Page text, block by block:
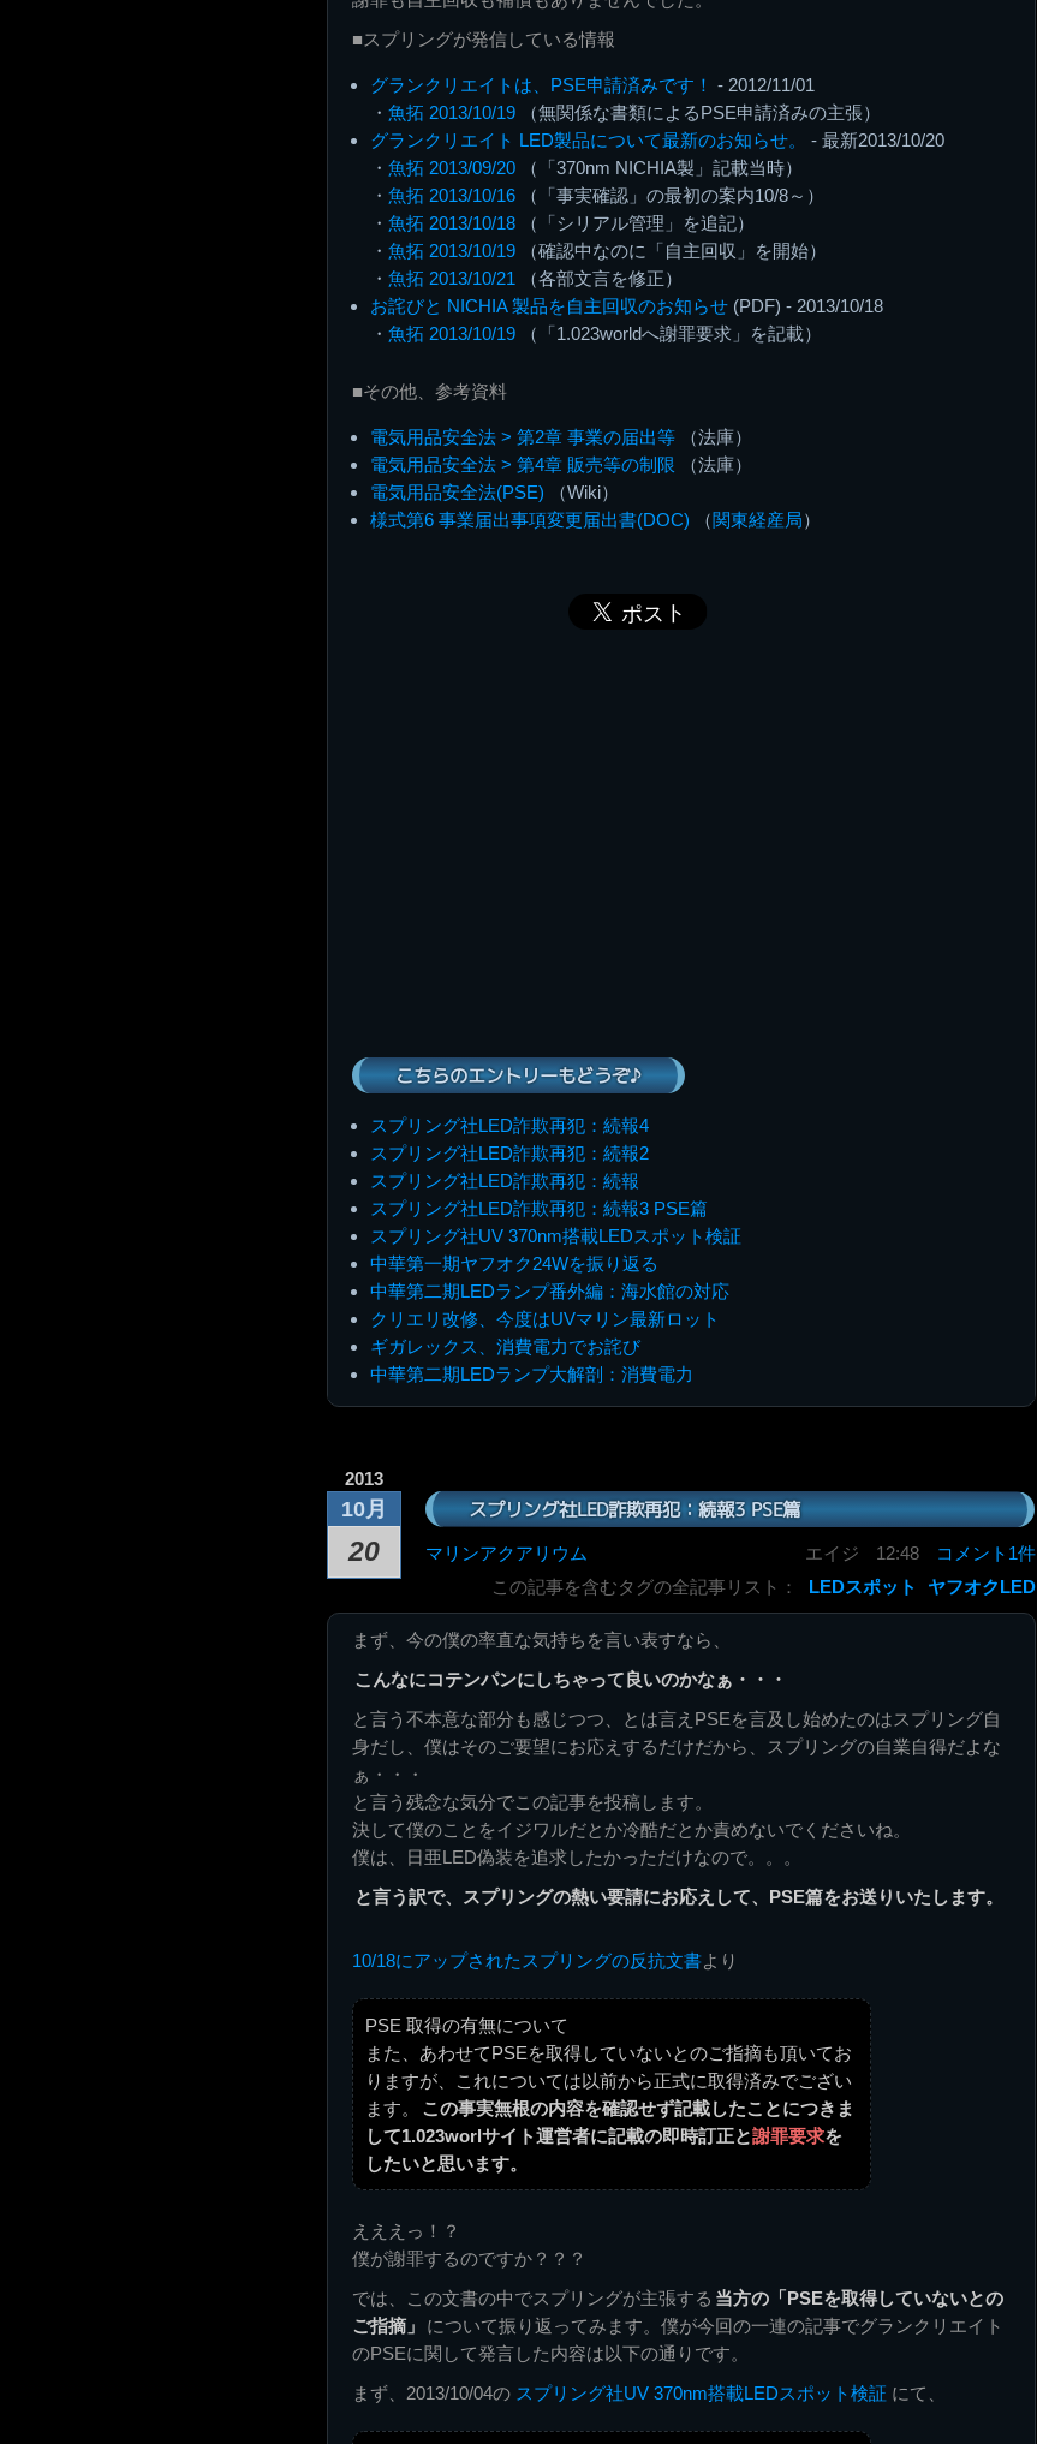
■スプリングが発信している情報
グランクリエイトは、PSE申請済みです！ - 2012/11/01
・ 魚拓 2013/10/19 （無関係な書類によるPSE申請済みの主張）
グランクリエイト LED製品について最新のお知らせ。
- 最新2013/10/20
・ 魚拓 2013/09/20 （「370nm NICHIA製」記載当時）
・ 魚拓 2013/10/16 （「事実確認」の最初の案内10/8～）
・ 魚拓 2013/10/18 （「シリアル管理」を追記）
・ 魚拓 2013/10/19 （確認中なのに「自主回収」を開始）
・ 魚拓 2013/10/21 （各部文言を修正）
お詫びと NICHIA 製品を自主回収のお知らせ (PDF) - 2013/10/18
・ 魚拓 2013/10/19 （「1.023worldへ謝罪要求」を記載）
■その他、参考資料
電気用品安全法 > 第2章 事業の届出等 （法庫）
電気用品安全法 > 第4章 販売等の制限 （法庫）
電気用品安全法(PSE) （Wiki）
様式第6 事業届出事項変更届出書(DOC) （関東経産局）
こちらのエントリーもどうぞ♪
スプリング社LED詐欺再犯：続報4
スプリング社LED詐欺再犯：続報2
スプリング社LED詐欺再犯：続報
スプリング社LED詐欺再犯：続報3 PSE篇
スプリング社UV 370nm搭載LEDスポット検証
中華第一期ヤフオク24Wを振り返る
中華第二期LEDランプ番外編：海水館の対応
クリエリ改修、今度はUVマリン最新ロット
ギガレックス、消費電力でお詫び
中華第二期LEDランプ大解剖：消費電力
2013
10月
20
スプリング社LED詐欺再犯：続報3 PSE篇
マリンアクアリウム エイジ 12:48
コメント1件
この記事を含むタグの全記事リスト：
LEDスポット ヤフオクLED
まず、今の僕の率直な気持ちを言い表すなら、
こんなにコテンパンにしちゃって良いのかなぁ・・・
と言う不本意な部分も感じつつ、とは言えPSEを言及し始めたのはスプリング自
身だし、僕はそのご要望にお応えするだけだから、スプリングの自業自得だよな
ぁ・・・
と言う残念な気分でこの記事を投稿します。
決して僕のことをイジワルだとか冷酷だとか責めないでくださいね。
僕は、日亜LED偽装を追求したかっただけなので。。。
と言う訳で、スプリングの熱い要請にお応えして、PSE篇をお送りいたします。
10/18にアップされたスプリングの反抗文書より
PSE 取得の有無について
また、あわせてPSEを取得していないとのご指摘も頂いてお
りますが、これについては以前から正式に取得済みでござい
ます。
この事実無根の内容を確認せず記載したことにつきま
して1.023worlサイト運営者に記載の即時訂正と謝罪要求を
したいと思います。
えええっ！？
僕が謝罪するのですか？？？
では、この文書の中でスプリングが主張する 当方の「PSEを取得していないとの
ご指摘」
について振り返ってみます。僕が今回の一連の記事でグランクリエイト
のPSEに関して発言した内容は以下の通りです。
まず、2013/10/04の スプリング社UV 370nm搭載LEDスポット検証 にて、